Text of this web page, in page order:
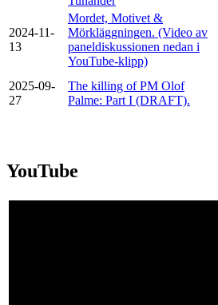
2024-11-
13
Mordet, Motivet &
Mörkläggningen. (Video av
paneldiskussionen nedan i
YouTube-klipp)
2025-09-
27
The killing of PM Olof
Palme: Part I (DRAFT).
YouTube